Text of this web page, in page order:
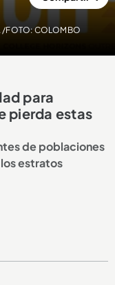
FOTO: COLOMBO
para
pierda estas
de poblaciones
estratos